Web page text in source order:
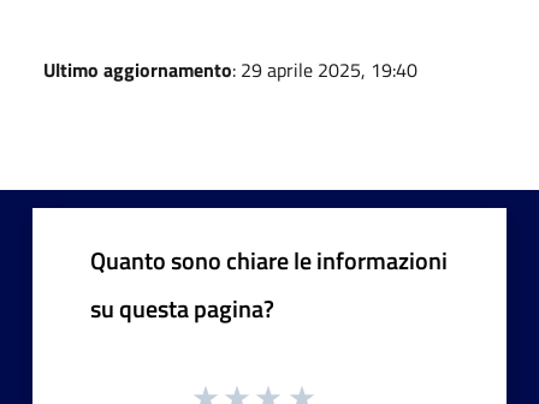
Ultimo aggiornamento: 29 aprile 2025, 19:40
Quanto sono chiare le informazioni
su questa pagina?